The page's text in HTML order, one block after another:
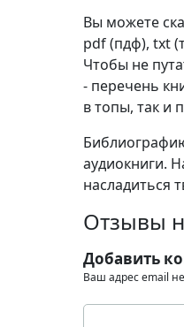
Вы можете
pdf (пдф), txt
Чтобы не
- перечень
в топы, так и
аудиокниги.
насладиться
Отзывы
Добавить
Ваш адрес email